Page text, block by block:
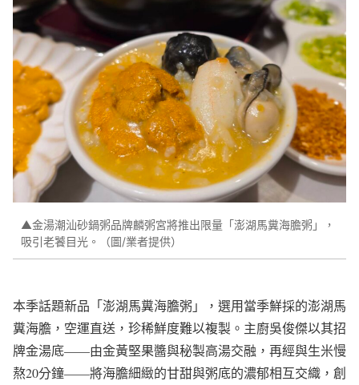
▲金湯潮汕砂鍋粥品牌麟粥宮將推出限量「澎湖馬糞海膽粥」，
吸引老饕目光。（圖/業者提供）
本季話題新品「澎湖馬糞海膽粥」，選用當季鮮採的澎湖馬
糞海膽，空運直送，珍稀鮮度難以複製。主廚吳俊傑以其招
牌金湯底——由金黃堅果醬與秘製高湯交融，再經與生米慢
熬20分鐘——將海膽細緻的甘甜與粥底的濃郁相互交織，創